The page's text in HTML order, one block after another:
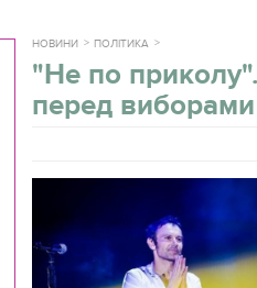
НОВИНИ ПОЛІТИКА
"Не по
перед виборами